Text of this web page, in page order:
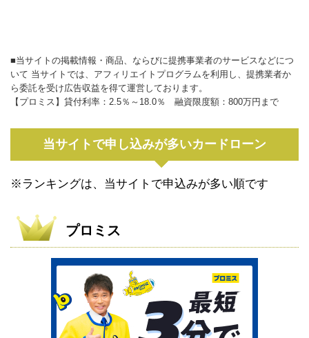
■当サイトの掲載情報・商品、ならびに提携事業者のサービスなどにつ
いて 当サイトでは、アフィリエイトプログラムを利用し、提携業者か
ら委託を受け広告収益を得て運営しております。
【プロミス】貸付利率：2.5％～18.0％ 融資限度額：800万円まで
当サイトで申し込みが多いカードローン
※ランキングは、当サイトで申込みが多い順です
プロミス